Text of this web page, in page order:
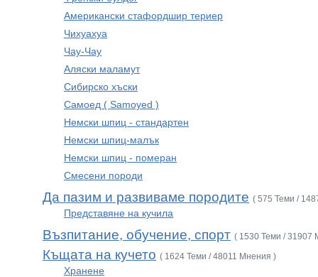
Американски стафордшир териер
Чихуахуа
Чау-Чау
Аляски маламут
Сибирско хъски
Самоед ( Samoyed )
Немски шпиц - стандартен
Немски шпиц-малък
Немски шпиц - померан
Смесени породи
Да пазим и развиваме породите ( 575 Теми /
Представяне на кучила
Възпитание, обучение, спорт ( 1530 Теми / 31907
Къщата на кучето ( 1624 Теми / 48011 Мнения )
Хранене